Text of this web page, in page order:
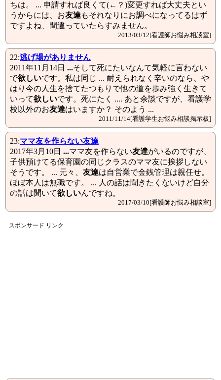
ちは。 ... 申請すれば良くて(←？)変更すれば大丈夫とい
うからには、お友達 もそれなりにお調べになってるはず
ですよね、間違っていたらすみません。
2013/03/12[看護師お悩み相談室]
22:逃げ場がありません
2011年11月14日 ...そして死にたいなんて気軽に言わない
で欲しいです。私は同じ ... 耐えられなく辛いのなら、や
はり今の人生を捨てたつもりで他の道を歩み強く生きて
いって欲しいです。死にたく .... あと余談ですが、看護学
校以外のお友達はいますか？ そのよう ...
2011/11/14[看護学生お悩み相談掲示板]
23:ママ友を作らない友達
2017年3月10日 ...ママ友を作らない友達がいるのですが、
子供預けてる保育園の同じクラスのママ友に挨拶しない
そうです。 ... 元々、 友達は自営業で金銭管理は親任せ。
ほぼ本人は無職です。 ... 人の話は聞きたくないけど自分
の話は聞いて欲しいんですね。
2017/03/10[看護師お悩み相談室]
スポンサード リンク